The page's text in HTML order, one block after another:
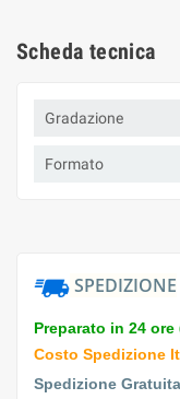
Scheda tecnica
Gradazione
Formato
SPEDIZIONE
Preparato in 24 ore
Costo Spedizione
Spedizione